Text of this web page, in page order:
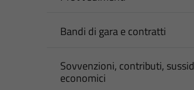
Bandi di gara e contratti
Sovvenzioni, contributi,
economici